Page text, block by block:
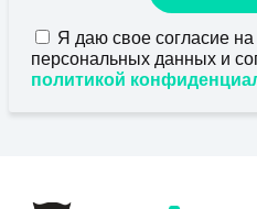
Я даю свое согласие на
персональных данных и
политикой